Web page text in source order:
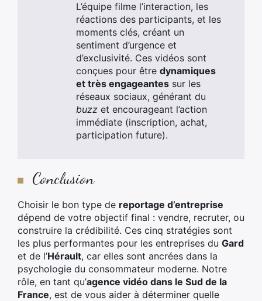
L’équipe filme l’interaction, les
réactions des participants, et les
moments clés, créant un
sentiment d’urgence et
d’exclusivité. Ces vidéos sont
conçues pour être dynamiques
et très engageantes sur les
réseaux sociaux, générant du
buzz et encourageant l’action
immédiate (inscription, achat,
participation future).
Conclusion
Choisir le bon type de reportage d’entreprise
dépend de votre objectif final : vendre, recruter, ou
construire la crédibilité. Ces cinq stratégies sont
les plus performantes pour les entreprises du Gard
et de l’Hérault, car elles sont ancrées dans la
psychologie du consommateur moderne. Notre
rôle, en tant qu’agence vidéo dans le Sud de la
France, est de vous aider à déterminer quelle